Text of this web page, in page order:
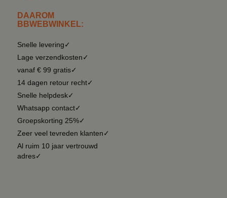
DAAROM
BBWEBWINKEL:
Snelle levering✓
Lage verzendkosten✓
vanaf € 99 gratis✓
14 dagen retour recht✓
Snelle helpdesk✓
Whatsapp contact✓
Groepskorting 25%✓
Zeer veel tevreden klanten✓
Al ruim 10 jaar vertrouwd
adres✓